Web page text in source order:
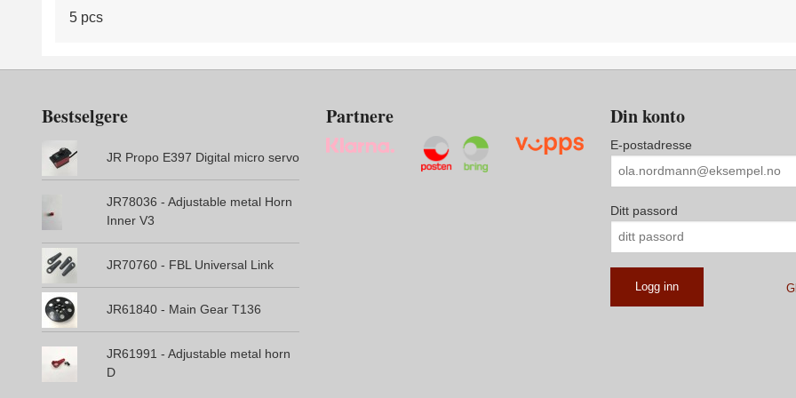
5 pcs
Bestselgere
JR Propo E397 Digital micro servo
JR78036 - Adjustable metal Horn
Inner V3
JR70760 - FBL Universal Link
JR61840 - Main Gear T136
JR61991 - Adjustable metal horn
D
Partnere Din konto
E-postadresse
Ditt passord